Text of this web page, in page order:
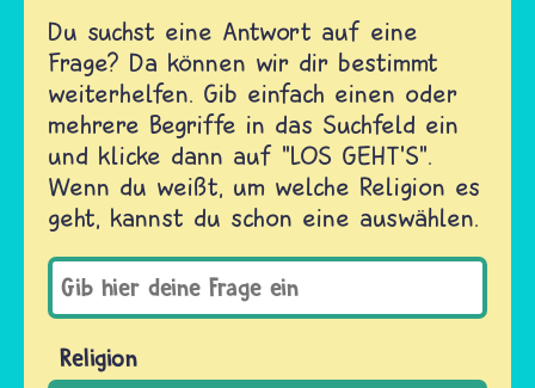
Du suchst eine Antwort auf eine
Frage? Da können wir dir bestimmt
weiterhelfen. Gib einfach einen oder
mehrere Begriffe in das Suchfeld ein
und klicke dann auf "LOS GEHT'S".
Wenn du weißt, um welche Religion es
geht, kannst du schon eine auswählen.
Religion